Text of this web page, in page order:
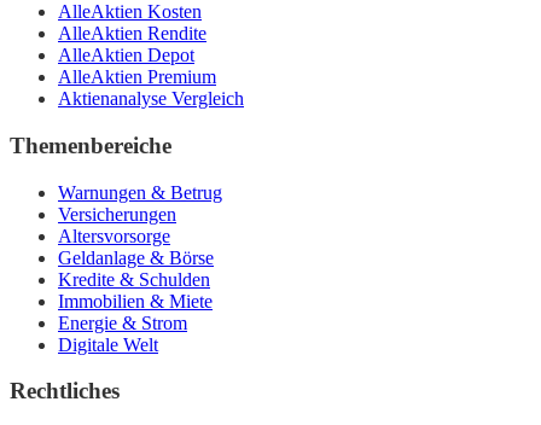
AlleAktien Kosten
AlleAktien Rendite
AlleAktien Depot
AlleAktien Premium
Aktienanalyse Vergleich
Themenbereiche
Warnungen & Betrug
Versicherungen
Altersvorsorge
Geldanlage & Börse
Kredite & Schulden
Immobilien & Miete
Energie & Strom
Digitale Welt
Rechtliches